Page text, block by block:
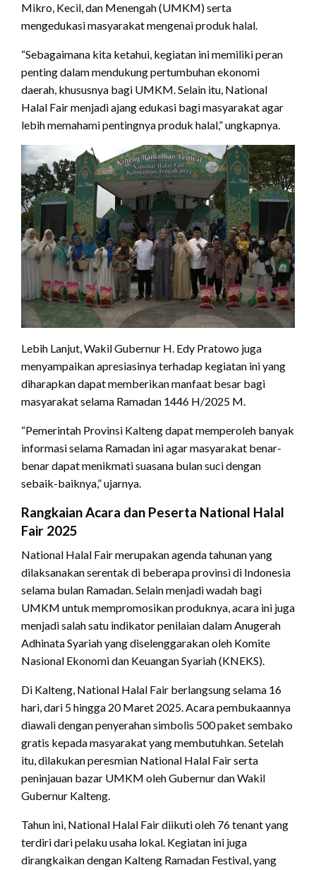
Mikro, Kecil, dan Menengah (UMKM) serta
mengedukasi masyarakat mengenai produk halal.
“Sebagaimana kita ketahui, kegiatan ini memiliki peran
penting dalam mendukung pertumbuhan ekonomi
daerah, khususnya bagi UMKM. Selain itu, National
Halal Fair menjadi ajang edukasi bagi masyarakat agar
lebih memahami pentingnya produk halal,” ungkapnya.
Lebih Lanjut, Wakil Gubernur H. Edy Pratowo juga
menyampaikan apresiasinya terhadap kegiatan ini yang
diharapkan dapat memberikan manfaat besar bagi
masyarakat selama Ramadan 1446 H/2025 M.
“Pemerintah Provinsi Kalteng dapat memperoleh banyak
informasi selama Ramadan ini agar masyarakat benar-
benar dapat menikmati suasana bulan suci dengan
sebaik-baiknya,” ujarnya.
Rangkaian Acara dan Peserta National Halal
Fair 2025
National Halal Fair merupakan agenda tahunan yang
dilaksanakan serentak di beberapa provinsi di Indonesia
selama bulan Ramadan. Selain menjadi wadah bagi
UMKM untuk mempromosikan produknya, acara ini juga
menjadi salah satu indikator penilaian dalam Anugerah
Adhinata Syariah yang diselenggarakan oleh Komite
Nasional Ekonomi dan Keuangan Syariah (KNEKS).
Di Kalteng, National Halal Fair berlangsung selama 16
hari, dari 5 hingga 20 Maret 2025. Acara pembukaannya
diawali dengan penyerahan simbolis 500 paket sembako
gratis kepada masyarakat yang membutuhkan. Setelah
itu, dilakukan peresmian National Halal Fair serta
peninjauan bazar UMKM oleh Gubernur dan Wakil
Gubernur Kalteng.
Tahun ini, National Halal Fair diikuti oleh 76 tenant yang
terdiri dari pelaku usaha lokal. Kegiatan ini juga
dirangkaikan dengan Kalteng Ramadan Festival, yang